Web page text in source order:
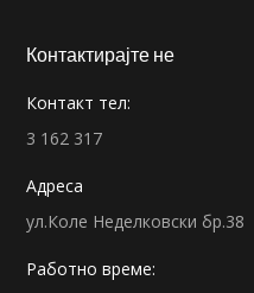
Контактирајте не
Контакт тел:
3 162 317
Адреса
ул.Коле Неделковски бр.38
Работно време: